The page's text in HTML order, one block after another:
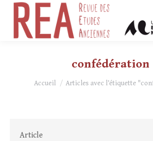
confédération
Vous êtes ici :
Accueil Articles avec l’étiquette
Article